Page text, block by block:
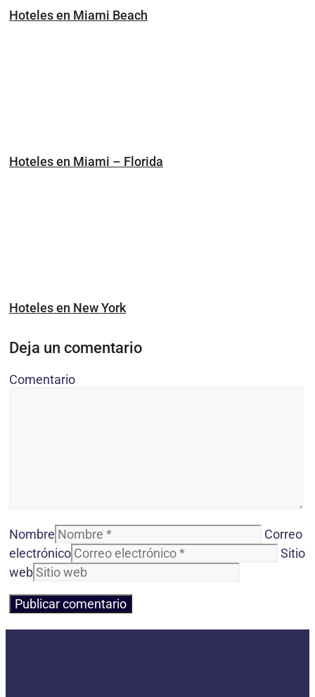
Hoteles en Miami Beach
Hoteles en Miami – Florida
Hoteles en New York
Deja un comentario
Comentario
Nombre
Correo
electrónico
Sitio
web